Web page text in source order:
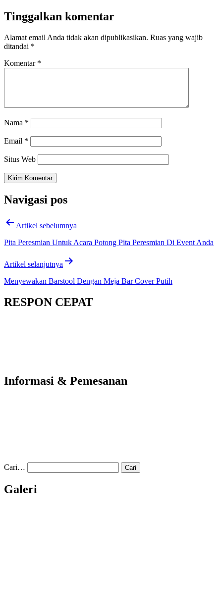
Tinggalkan komentar
Alamat email Anda tidak akan dipublikasikan. Ruas yang wajib
ditandai *
Komentar *
Nama *
Email *
Situs Web
Navigasi pos
Artikel sebelumnya
Pita Peresmian Untuk Acara Potong Pita Peresmian Di Event Anda
Artikel selanjutnya
Menyewakan Barstool Dengan Meja Bar Cover Putih
RESPON CEPAT
Informasi & Pemesanan
Cari…
Galeri